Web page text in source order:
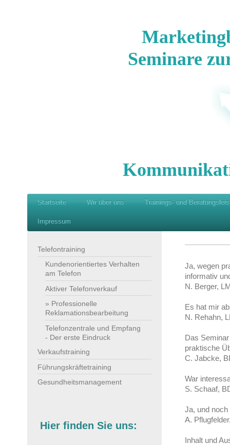
Seminare
Startseite Wir über uns Trainings- und
Impressum
Ja, wegen
informativ
N. Berger,
Es hat mir
N. Rehahn,
Das
praktische
C. Jabcke,
War
S. Schaaf,
Ja, und
A.
Inhalt und
Telefontraining
Kundenorientiertes Verhalten
am Telefon
Aktiver Telefonverkauf
Professionelle
Reklamationsbearbeitung
Telefonzentrale und Empfang
- Der erste Eindruck
Verkaufstraining
Führungskräftetraining
Gesundheitsmanagement
Hier finden Sie uns: